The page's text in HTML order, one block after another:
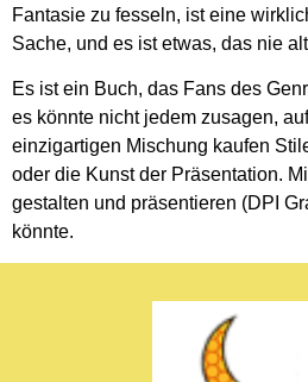
Fantasie zu fesseln, ist eine
Sache, und es ist etwas, das nie
Es ist ein Buch, das Fans des
es könnte nicht jedem zusagen,
einzigartigen Mischung kaufen
oder die Kunst der Präsentation.
gestalten und präsentieren (DPI
könnte.